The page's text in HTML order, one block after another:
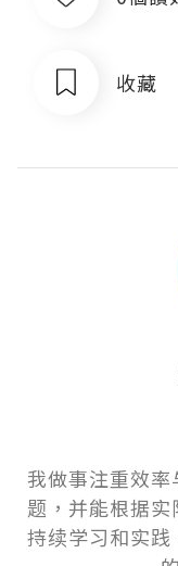
收藏
我做事注重效
题，并能根据
持续学习和实